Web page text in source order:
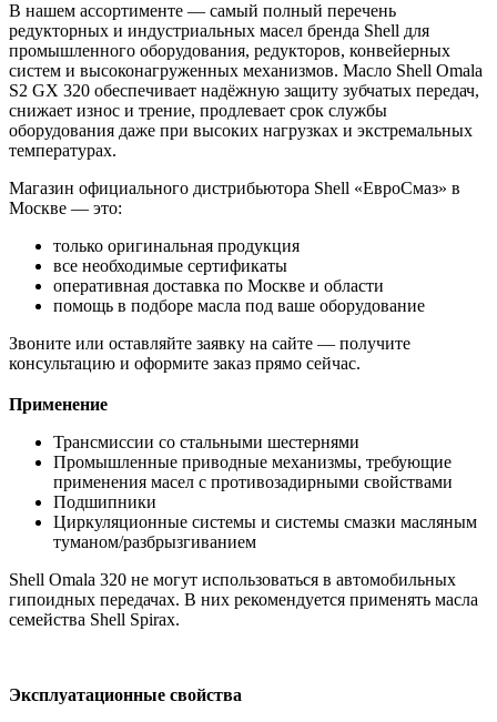
В нашем ассортименте — самый полный перечень
редукторных и индустриальных масел бренда Shell для
промышленного оборудования, редукторов, конвейерных
систем и высоконагруженных механизмов. Масло Shell Omala
S2 GX 320 обеспечивает надёжную защиту зубчатых передач,
снижает износ и трение, продлевает срок службы
оборудования даже при высоких нагрузках и экстремальных
температурах.
Магазин официального дистрибьютора Shell «ЕвроСмаз» в
Москве — это:
только оригинальная продукция
все необходимые сертификаты
оперативная доставка по Москве и области
помощь в подборе масла под ваше оборудование
Звоните или оставляйте заявку на сайте — получите
консультацию и оформите заказ прямо сейчас.
Применение
Трансмиссии со стальными шестернями
Промышленные приводные механизмы, требующие
применения масел с противозадирными свойствами
Подшипники
Циркуляционные системы и системы смазки масляным
туманом/разбрызгиванием
Shell Omala 320 не могут использоваться в автомобильных
гипоидных передачах. В них рекомендуется применять масла
семейства Shell Spirax.
Эксплуатационные свойства